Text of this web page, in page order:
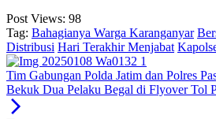
Post Views: 98
Tag: Bahagianya Warga Karanganyar
Distribusi Hari Terakhir Menjabat
Tim Gabungan Polda Jatim dan Polres
Bekuk Dua Pelaku Begal di Flyover Tol